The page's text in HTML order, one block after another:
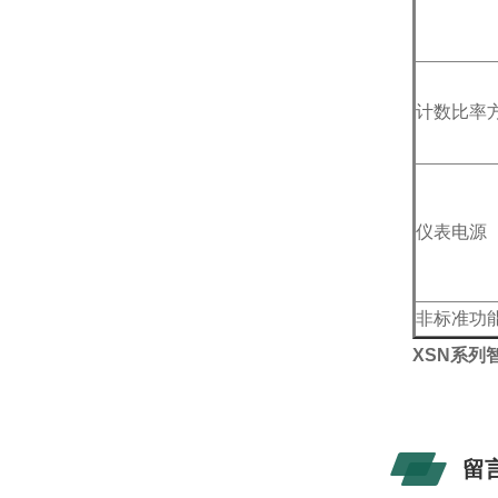
计数比率
仪表电源
非标准功
XSN系列
留